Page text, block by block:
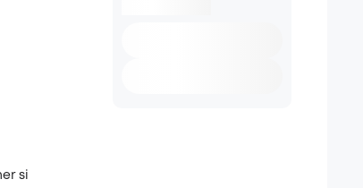
si